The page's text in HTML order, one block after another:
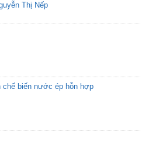
Thị Nếp
chế biến nước ép hỗn hợp